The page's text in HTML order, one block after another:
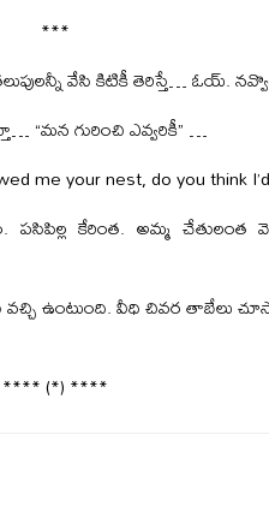
***
వేసి కిటికీ తెరిస్తే… ఓయ్.
“మన గురించి ఎవ్వరికీ” …
me your nest, do you think
కేరింత. అమ్మ
వచ్చి ఉంటుంది. వీధి చివర తాబేలు
**** (*) ****